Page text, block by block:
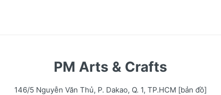
PM Arts & Crafts
146/5 Nguyễn Văn Thủ, P. Dakao, Q. 1, TP.HCM [bản đồ]